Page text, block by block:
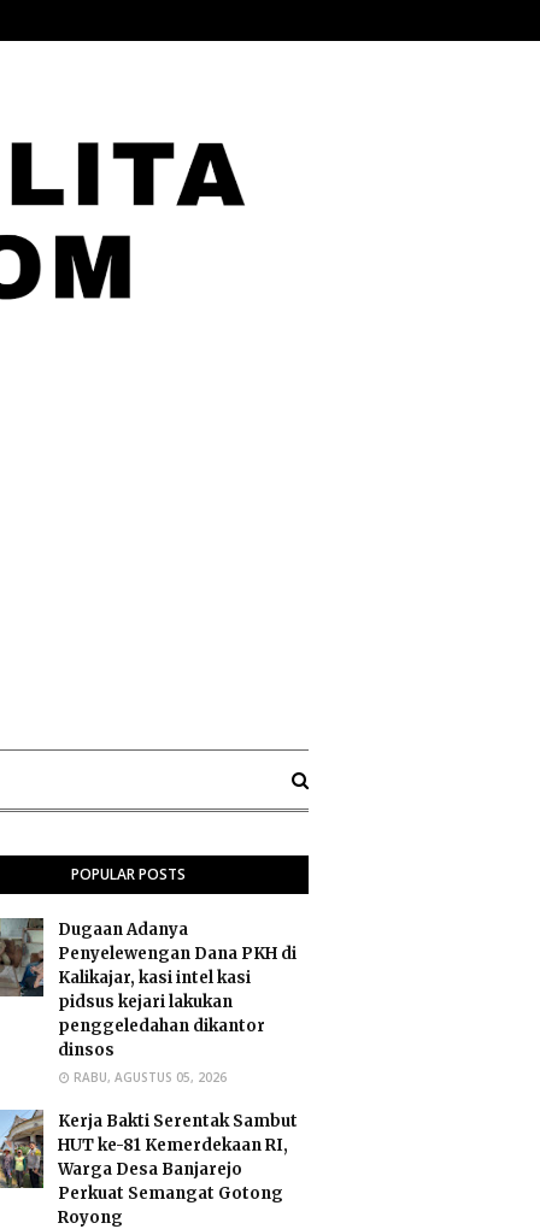
POPULAR POSTS
Dugaan Adanya
Penyelewengan Dana PKH di
Kalikajar, kasi intel kasi
pidsus kejari lakukan
penggeledahan dikantor
dinsos
RABU, AGUSTUS 05, 2026
Kerja Bakti Serentak Sambut
HUT ke-81 Kemerdekaan RI,
Warga Desa Banjarejo
Perkuat Semangat Gotong
Royong